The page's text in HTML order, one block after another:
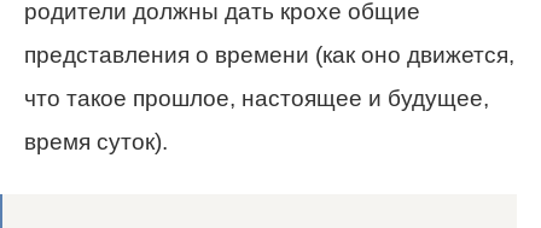
родители должны дать крохе общие
представления о времени (как оно движется,
что такое прошлое, настоящее и будущее,
время суток).